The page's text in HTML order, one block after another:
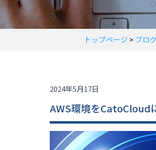
トップページ > ブロ
2024年5月17日
AWS環境をCatoCloud